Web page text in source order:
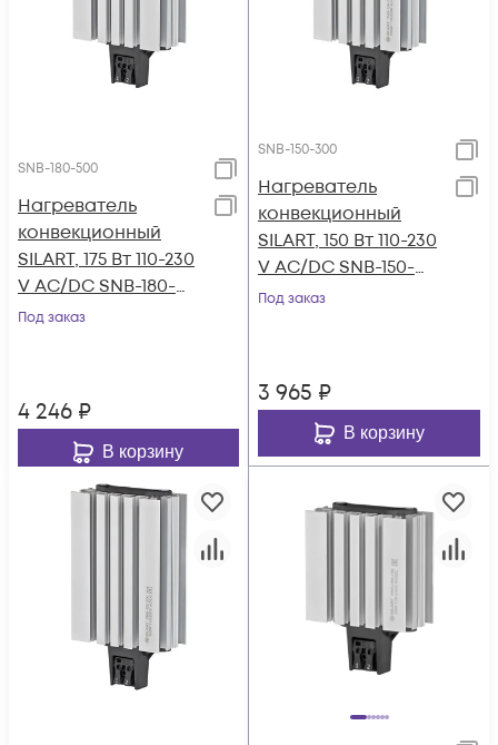
SNB-180-500
Нагреватель
конвекционный
SILART, 175 Вт 110-230
V AC/DC SNB-180-
500
Под заказ
4 246 ₽
В корзину
SNB-150-300
Нагреватель
конвекционный
SILART, 150 Вт 110-230
V AC/DC SNB-150-
300
Под заказ
3 965 ₽
В корзину